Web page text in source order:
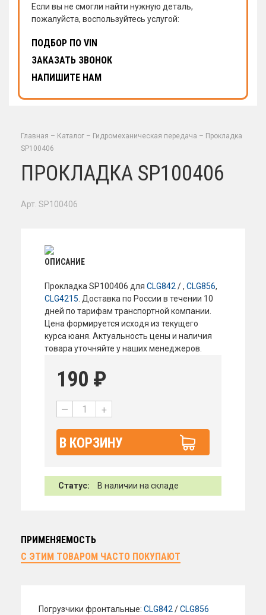
Если вы не смогли найти нужную деталь,
пожалуйста, воспользуйтесь услугой:
ПОДБОР ПО VIN
ЗАКАЗАТЬ ЗВОНОК
НАПИШИТЕ НАМ
Главная – Каталог – Гидромеханическая передача – Прокладка
SP100406
ПРОКЛАДКА SP100406
Арт. SP100406
ОПИСАНИЕ
Прокладка SP100406 для CLG842 / , CLG856,
CLG4215 . Доставка по России в течении 10
дней по тарифам транспортной компании.
Цена формируется исходя из текущего
курса юаня. Актуальность цены и наличия
товара уточняйте у наших менеджеров.
190 ₽
— +
В КОРЗИНУ
Статус: В наличии на складе
ПРИМЕНЯЕМОСТЬ
С ЭТИМ ТОВАРОМ ЧАСТО ПОКУПАЮТ
Погрузчики фронтальные: CLG842 /CLG856